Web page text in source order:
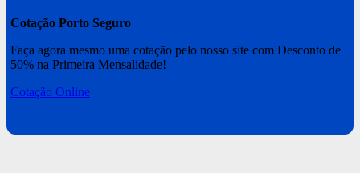
Cotação Porto Seguro
Faça agora mesmo uma cotação pelo nosso site com Desconto de
50% na Primeira Mensalidade!
Cotação Online